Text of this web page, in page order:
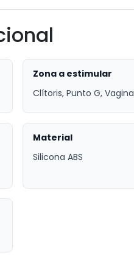
Zona a estimular
Clítoris, Punto G, Vagina
Material
Silicona ABS